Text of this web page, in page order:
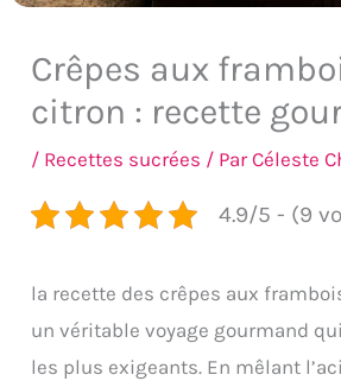
Crêpes aux
citron : recette
/ Recettes sucrées / ParCéleste
4.9/5 - (9
la recette des crêpes aux
un véritable voyage gourmand
les plus exigeants. En mêlant